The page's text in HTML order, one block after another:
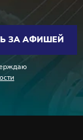
ЗА АФИШЕЙ